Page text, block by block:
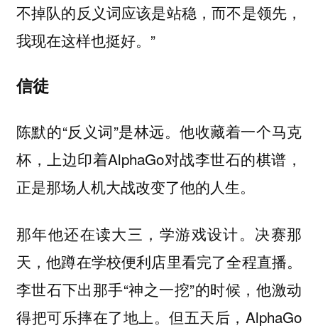
不掉队的反义词应该是站稳，而不是领先，
我现在这样也挺好。”
信徒
陈默的“反义词”是林远。他收藏着一个马克
杯，上边印着AlphaGo对战李世石的棋谱，
正是那场人机大战改变了他的人生。
那年他还在读大三，学游戏设计。决赛那
天，他蹲在学校便利店里看完了全程直播。
李世石下出那手“神之一挖”的时候，他激动
得把可乐摔在了地上。但五天后，AlphaGo